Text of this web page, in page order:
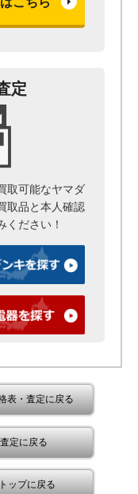
定
取可能なヤマダ
取品と本人確認
ください！
表・査定に戻る
定に戻る
ップに戻る